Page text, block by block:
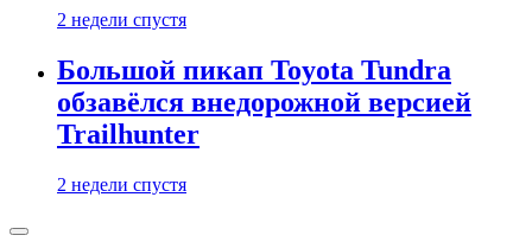
2 недели спустя
Большой пикап Toyota Tundra
обзавёлся внедорожной версией
Trailhunter
2 недели спустя